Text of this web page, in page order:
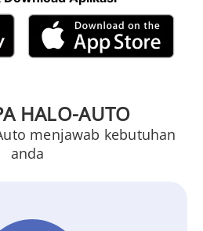
HALO-AUTO
menjawab kebutuhan
anda